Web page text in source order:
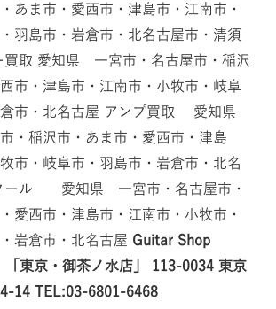
あま市・愛西市・津島市・江南市・
羽島市・岩倉市・北名古屋市・清須
買取 愛知県 一宮市・名古屋市・稲沢
市・津島市・江南市・小牧市・岐阜
倉市・北名古屋 アンプ買取 愛知県
・稲沢市・あま市・愛西市・津島
市・岐阜市・羽島市・岩倉市・北名
ール 愛知県 一宮市・名古屋市・
愛西市・津島市・江南市・小牧市・
岩倉市・北名古屋 Guitar Shop
東京・御茶ノ水店」
113-0034 東京
14 TEL:03-6801-6468